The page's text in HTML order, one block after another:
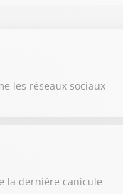
les réseaux sociaux
la dernière canicule